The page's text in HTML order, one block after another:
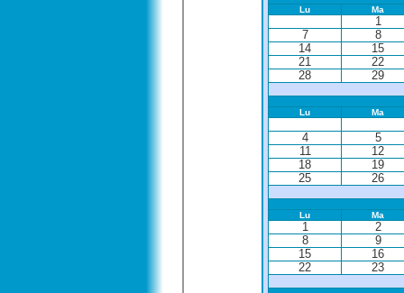
Lu Ma
1
7
8
14
15
21
22
28
29
Lu Ma
4
5
11
12
18
19
25
26
Lu Ma
1
2
8
9
15
16
22
23